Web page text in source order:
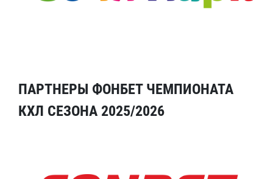
ПАРТНЕРЫ ФОНБЕТ ЧЕМПИОНАТА
КХЛ СЕЗОНА 2025/2026